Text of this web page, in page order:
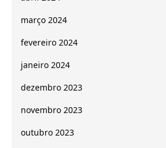
março 2024
fevereiro 2024
janeiro 2024
dezembro 2023
novembro 2023
outubro 2023